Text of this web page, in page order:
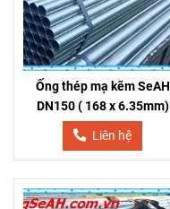
Ống thép mạ kẽm SeAH
DN150 ( 168 x 6.35mm)
Liên hệ